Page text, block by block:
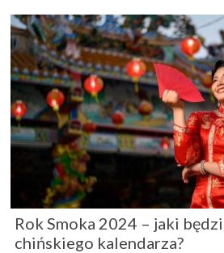
Rok Smoka 2024 – jaki
chińskiego kalendarza?